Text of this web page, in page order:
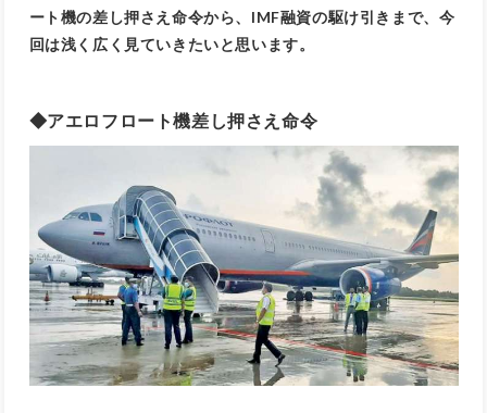
ート機の差し押さえ命令から、IMF融資の駆け引きまで、今
回は浅く広く見ていきたいと思います。
◆アエロフロート機差し押さえ命令